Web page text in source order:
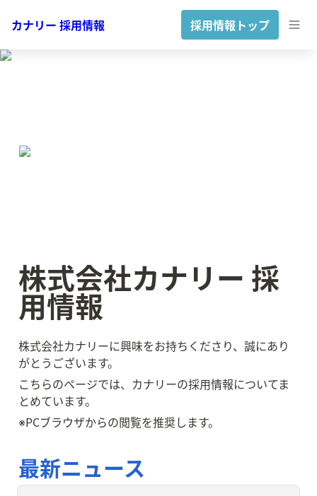
カナリー 採用情報 採用情報トップ
株式会社カナリー 採
用情報
株式会社カナリーに興味をお持ちくださり、誠にあり
がとうございます。
こちらのページでは、カナリーの採用情報についてま
とめています。
※PCブラウザからの閲覧を推奨します。
最新ニュース